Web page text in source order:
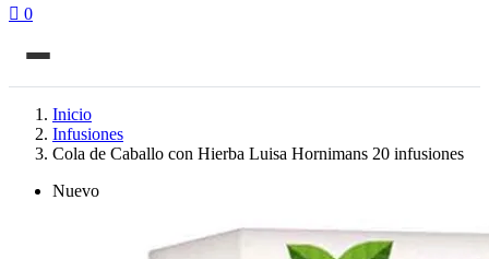
 0
Inicio
Infusiones
Cola de Caballo con Hierba Luisa Hornimans 20 infusiones
Nuevo